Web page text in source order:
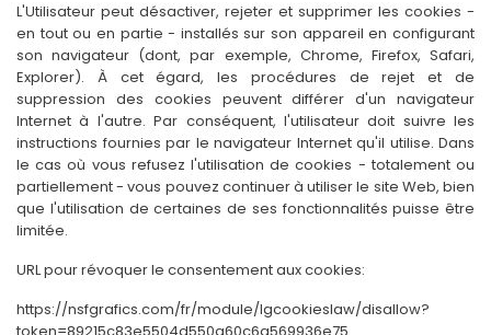
L'Utilisateur peut désactiver, rejeter et supprimer les cookies -
en tout ou en partie - installés sur son appareil en configurant
son navigateur (dont, par exemple, Chrome, Firefox, Safari,
Explorer). À cet égard, les procédures de rejet et de
suppression des cookies peuvent différer d'un navigateur
Internet à l'autre. Par conséquent, l'utilisateur doit suivre les
instructions fournies par le navigateur Internet qu'il utilise. Dans
le cas où vous refusez l'utilisation de cookies - totalement ou
partiellement - vous pouvez continuer à utiliser le site Web, bien
que l'utilisation de certaines de ses fonctionnalités puisse être
limitée.
URL pour révoquer le consentement aux cookies:
https://nsfgrafics.com/fr/module/lgcookieslaw/disallow?